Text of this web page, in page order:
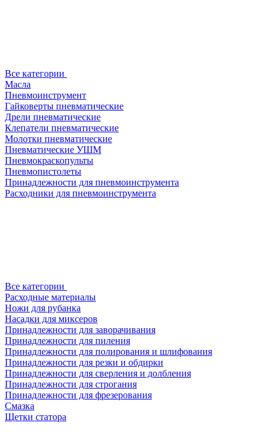
Все категории
Масла
Пневмоинструмент
Гайковерты пневматические
Дрели пневматические
Клепатели пневматические
Молотки пневматические
Пневматические УШМ
Пневмокраскопульты
Пневмопистолеты
Принадлежности для пневмоинструмента
Расходники для пневмоинструмента
Все категории
Расходные материалы
Ножи для рубанка
Насадки для миксеров
Принадлежности для заворачивания
Принадлежности для пиления
Принадлежности для полирования и шлифования
Принадлежности для резки и обдирки
Принадлежности для сверления и долбления
Принадлежности для строгания
Принадлежности для фрезерования
Смазка
Щетки статора